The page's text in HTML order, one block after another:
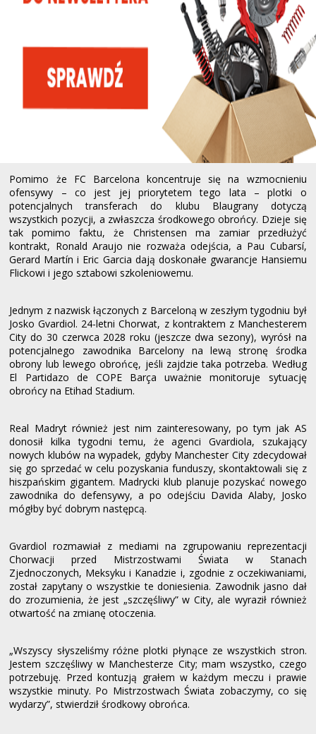
Pomimo że FC Barcelona koncentruje się na wzmocnieniu
ofensywy – co jest jej priorytetem tego lata – plotki o
potencjalnych transferach do klubu Blaugrany dotyczą
wszystkich pozycji, a zwłaszcza środkowego obrońcy. Dzieje się
tak pomimo faktu, że Christensen ma zamiar przedłużyć
kontrakt, Ronald Araujo nie rozważa odejścia, a Pau Cubarsí,
Gerard Martín i Eric Garcia dają doskonałe gwarancje Hansiemu
Flickowi i jego sztabowi szkoleniowemu.
Jednym z nazwisk łączonych z Barceloną w zeszłym tygodniu był
Josko Gvardiol. 24-letni Chorwat, z kontraktem z Manchesterem
City do 30 czerwca 2028 roku (jeszcze dwa sezony), wyrósł na
potencjalnego zawodnika Barcelony na lewą stronę środka
obrony lub lewego obrońcę, jeśli zajdzie taka potrzeba. Według
El Partidazo de COPE Barça uważnie monitoruje sytuację
obrońcy na Etihad Stadium.
Real Madryt również jest nim zainteresowany, po tym jak AS
donosił kilka tygodni temu, że agenci Gvardiola, szukający
nowych klubów na wypadek, gdyby Manchester City zdecydował
się go sprzedać w celu pozyskania funduszy, skontaktowali się z
hiszpańskim gigantem. Madrycki klub planuje pozyskać nowego
zawodnika do defensywy, a po odejściu Davida Alaby, Josko
mógłby być dobrym następcą.
Gvardiol rozmawiał z mediami na zgrupowaniu reprezentacji
Chorwacji przed Mistrzostwami Świata w Stanach
Zjednoczonych, Meksyku i Kanadzie i, zgodnie z oczekiwaniami,
został zapytany o wszystkie te doniesienia. Zawodnik jasno dał
do zrozumienia, że ​​jest „szczęśliwy” w City, ale wyraził również
otwartość na zmianę otoczenia.
„Wszyscy słyszeliśmy różne plotki płynące ze wszystkich stron.
Jestem szczęśliwy w Manchesterze City; mam wszystko, czego
potrzebuję. Przed kontuzją grałem w każdym meczu i prawie
wszystkie minuty. Po Mistrzostwach Świata zobaczymy, co się
wydarzy”, stwierdził środkowy obrońca.